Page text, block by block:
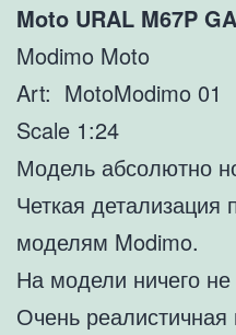
Moto URAL M67P
Modimo Moto
Art: MotoModimo 01
Scale 1:24
Модель абсолютно
Четкая детализация
моделям Modimo.
На модели ничего не
Очень